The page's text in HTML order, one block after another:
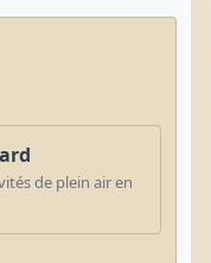
de plein air en